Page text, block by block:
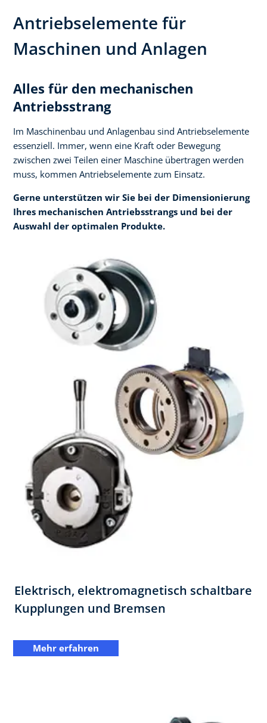
Antriebselemente für
Maschinen und Anlagen
Alles für den mechanischen
Antriebsstrang
Im Maschinenbau und Anlagenbau sind Antriebselemente
essenziell. Immer, wenn eine Kraft oder Bewegung
zwischen zwei Teilen einer Maschine übertragen werden
muss, kommen Antriebselemente zum Einsatz.
Gerne unterstützen wir Sie bei der Dimensionierung
Ihres mechanischen Antriebsstrangs und bei der
Auswahl der optimalen Produkte.
Elektrisch, elektromagnetisch schaltbare
Kupplungen und Bremsen
Mehr erfahren